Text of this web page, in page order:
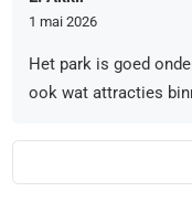
1 mai 2026
Het park is goed
ook wat attracties